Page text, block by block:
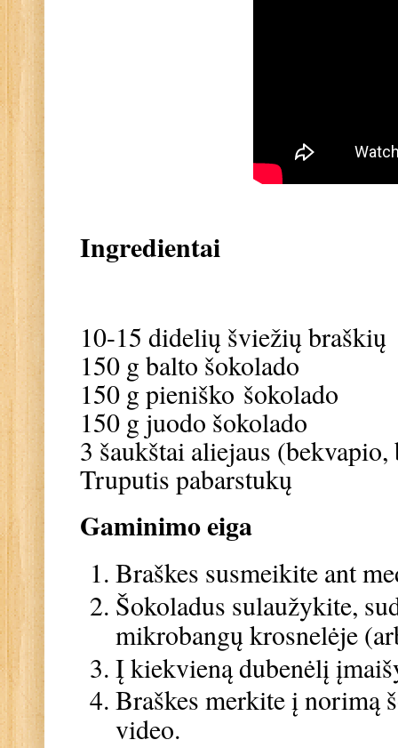
Ingredientai
10-15 didelių šviežių braškių
150 g balto šokolado
150 g pieniško šokolado
150 g juodo šokolado
3 šaukštai aliejaus
Truputis pabarstukų
Gaminimo eiga
Braškes susmeikite ant
Šokoladus sulaužykite,
mikrobangų krosnelėje
Į kiekvieną dubenėlį
Braškes merkite į norimą
video.